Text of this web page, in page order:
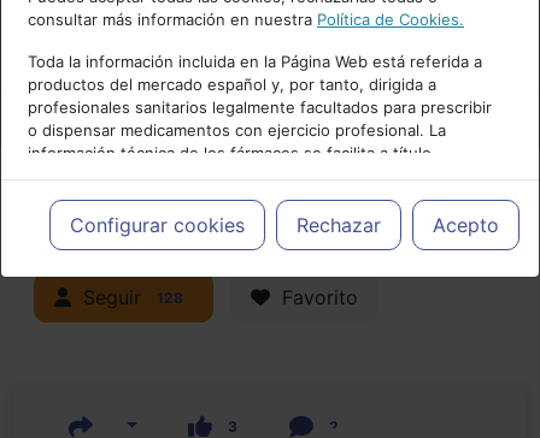
Cancelar
consultar más información en nuestra Política de Cookies.
Toda la información incluida en la Página Web está referida a
productos del mercado español y, por tanto, dirigida a
profesionales sanitarios legalmente facultados para prescribir
o dispensar medicamentos con ejercicio profesional. La
información técnica de los fármacos se facilita a título
meramente informativo, siendo responsabilidad de los
profesionales facultados prescribir medicamentos y decidir, en
cada caso concreto, el tratamiento más adecuado a las
necesidades del paciente.
Configurar cookies Rechazar Acepto
Actualidad y Artículos|Adicciones y
trastornos por consumo
Seguir 128 Favorito
3 2